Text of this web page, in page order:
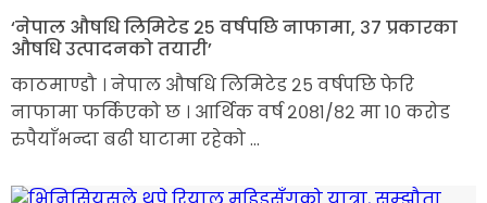
‘नेपाल औषधि लिमिटेड २५ वर्षपछि नाफामा, ३७ प्रकारका
औषधि उत्पादनको तयारी’
काठमाण्डौ । नेपाल औषधि लिमिटेड २५ वर्षपछि फेरि
नाफामा फर्किएको छ । आर्थिक वर्ष २०८१/८२ मा १० करोड
रुपैयाँभन्दा बढी घाटामा रहेको ...